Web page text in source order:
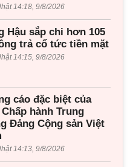
14:18, 9/8/2026
Hậu sắp chi hơn 105
trả cổ tức tiền mặt
14:15, 9/8/2026
cáo đặc biệt của
Chấp hành Trung
Đảng Cộng sản Việt
14:13, 9/8/2026